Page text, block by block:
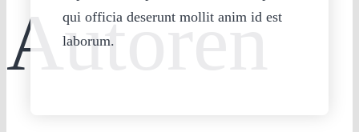
qui officia deserunt mollit anim id est
laborum.
Autoren